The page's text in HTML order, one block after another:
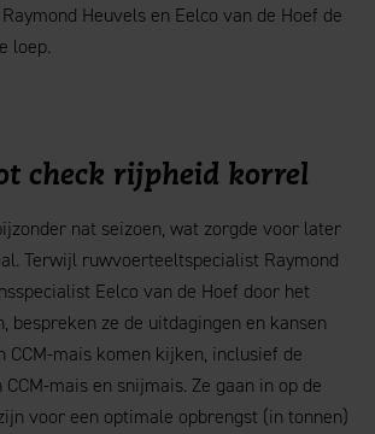
Heuvels en Eelco van de Hoef de
loep.
check rijpheid korrel
nat seizoen, wat zorgde voor later
Terwijl ruwvoerteeltspecialist Raymond
Eelco van de Hoef door het
bespreken ze de uitdagingen en kansen
CCM-mais komen kijken, inclusief de
mais en snijmais. Ze gaan in op de
voor een optimale opbrengst (in tonnen)